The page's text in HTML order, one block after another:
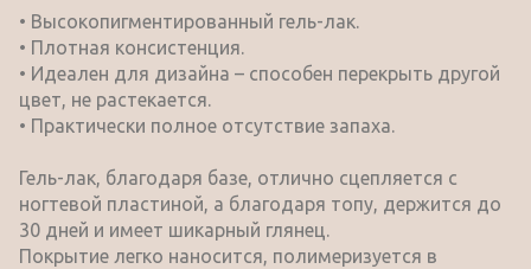
• Высокопигментированный гель-лак.
• Плотная консистенция.
• Идеален для дизайна – способен перекрыть другой
цвет, не растекается.
• Практически полное отсутствие запаха.
Гель-лак, благодаря базе, отлично сцепляется с
ногтевой пластиной, а благодаря топу, держится до
30 дней и имеет шикарный глянец.
Покрытие легко наносится, полимеризуется в